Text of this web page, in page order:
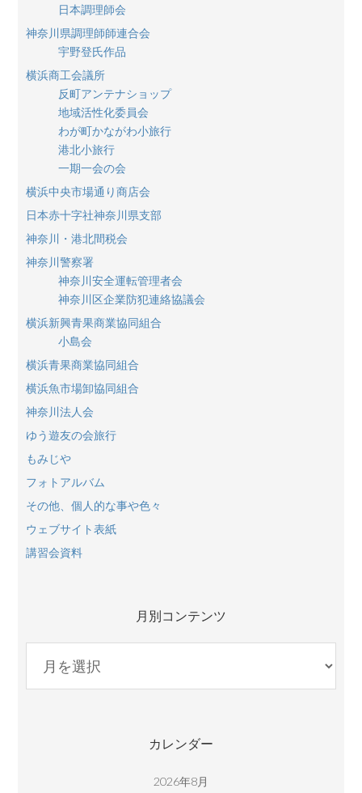
日本調理師会
神奈川県調理師師連合会
宇野登氏作品
横浜商工会議所
反町アンテナショップ
地域活性化委員会
わが町かながわ小旅行
港北小旅行
一期一会の会
横浜中央市場通り商店会
日本赤十字社神奈川県支部
神奈川・港北間税会
神奈川警察署
神奈川安全運転管理者会
神奈川区企業防犯連絡協議会
横浜新興青果商業協同組合
小島会
横浜青果商業協同組合
横浜魚市場卸協同組合
神奈川法人会
ゆう遊友の会旅行
もみじや
フォトアルバム
その他、個人的な事や色々
ウェブサイト表紙
講習会資料
月別コンテンツ
コ
カレンダー
2026年8月